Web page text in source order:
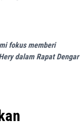
fokus memberi
dalam Rapat Dengar